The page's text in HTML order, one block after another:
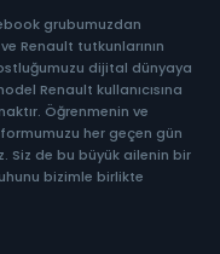
grubumuzdan
Renault tutkunlarının
dijital dünyaya
Renault kullanıcısına
Öğrenmenin ve
her geçen gün
Siz de bu büyük ailenin bir
bizimle birlikte